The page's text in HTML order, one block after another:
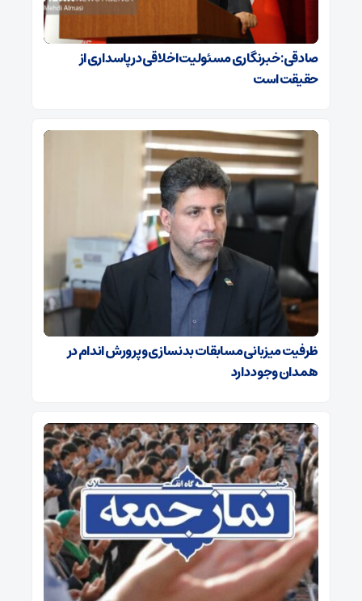
صادقی: خبرنگاری مسئولیت اخلاقی در پاسداری از
حقیقت است
ظرفیت میزبانی مسابقات بدنسازی و پرورش اندام در
همدان وجود دارد